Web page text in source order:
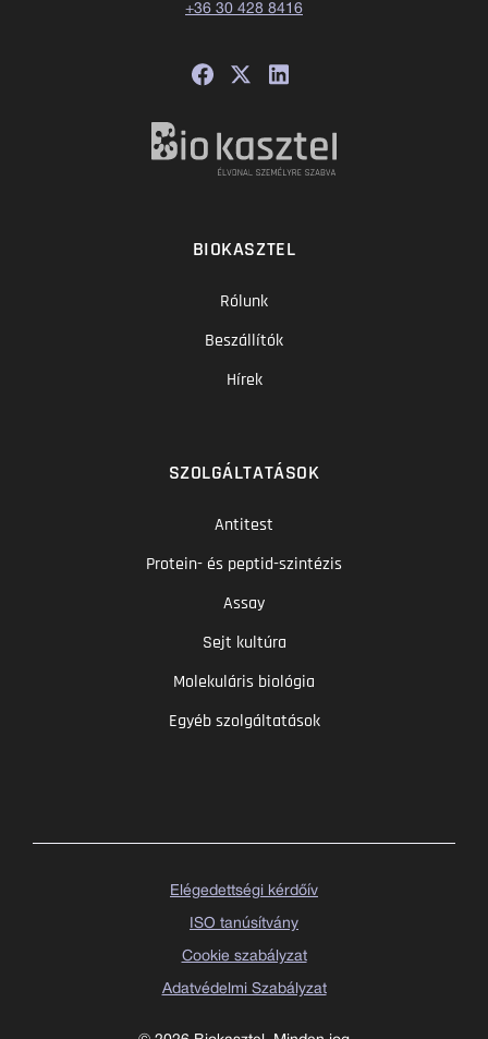
+36 30 428 8416
BIOKASZTEL
Rólunk
Beszállítók
Hírek
SZOLGÁLTATÁSOK
Antitest
Protein- és peptid-szintézis
Assay
Sejt kultúra
Molekuláris biológia
Egyéb szolgáltatások
Elégedettségi kérdőív
ISO tanúsítvány
Cookie szabályzat
Adatvédelmi Szabályzat